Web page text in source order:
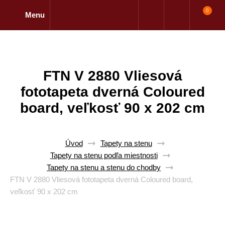
Menu
0
FTN V 2880 Vliesová
fototapeta dverná Coloured
board, veľkosť 90 x 202 cm
Úvod
Tapety na stenu
Tapety na stenu podľa miestnosti
Tapety na stenu a stenu do chodby
FTN V 2880 Vliesová fototapeta dverná Coloured board,
veľkosť 90 x 202 cm